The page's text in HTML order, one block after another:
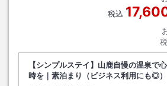
税込
【シンプルステイ】山鹿自慢の温泉で
時を｜素泊まり（ビジネス利用にも◎）